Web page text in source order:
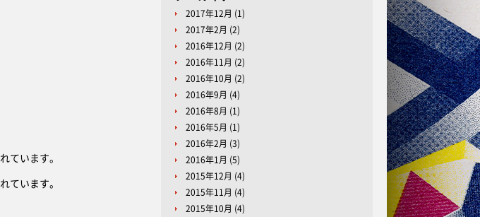
ています。
ています。
2017年12月 (1)
2017年2月 (2)
2016年12月 (2)
2016年11月 (2)
2016年10月 (2)
2016年9月 (4)
2016年8月 (1)
2016年5月 (1)
2016年2月 (3)
2016年1月 (5)
2015年12月 (4)
2015年11月 (4)
2015年10月 (4)